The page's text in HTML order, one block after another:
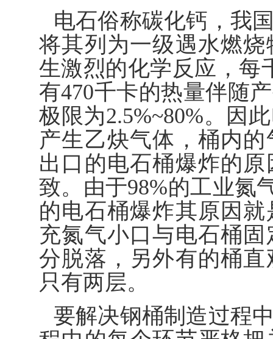
电石俗称碳化钙，我
将其列为一级遇水燃
生激烈的化学反应，每
有470千卡的热量伴随
极限为2.5%~80%。因
产生乙炔气体，桶内
出口的电石桶爆炸的
致。由于98%的工业氮
的电石桶爆炸其原因
充氮气小口与电石桶
分脱落，另外有的桶
只有两层。
要解决钢桶制造过程